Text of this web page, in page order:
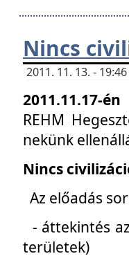
Nincs
2011. 11. 13. -
2011.11.17-
REHM
nekünk
Nincs
Az előadás
- áttekintés
területek)